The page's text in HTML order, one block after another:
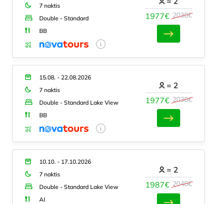
7 naktis
Double - Standard
BB
1977€ 2038€
15.08. - 22.08.2026
7 naktis
Double - Standard Lake View
BB
1977€ 2038€
= 2
10.10. - 17.10.2026
7 naktis
Double - Standard Lake View
AI
1987€ 2048€
= 2